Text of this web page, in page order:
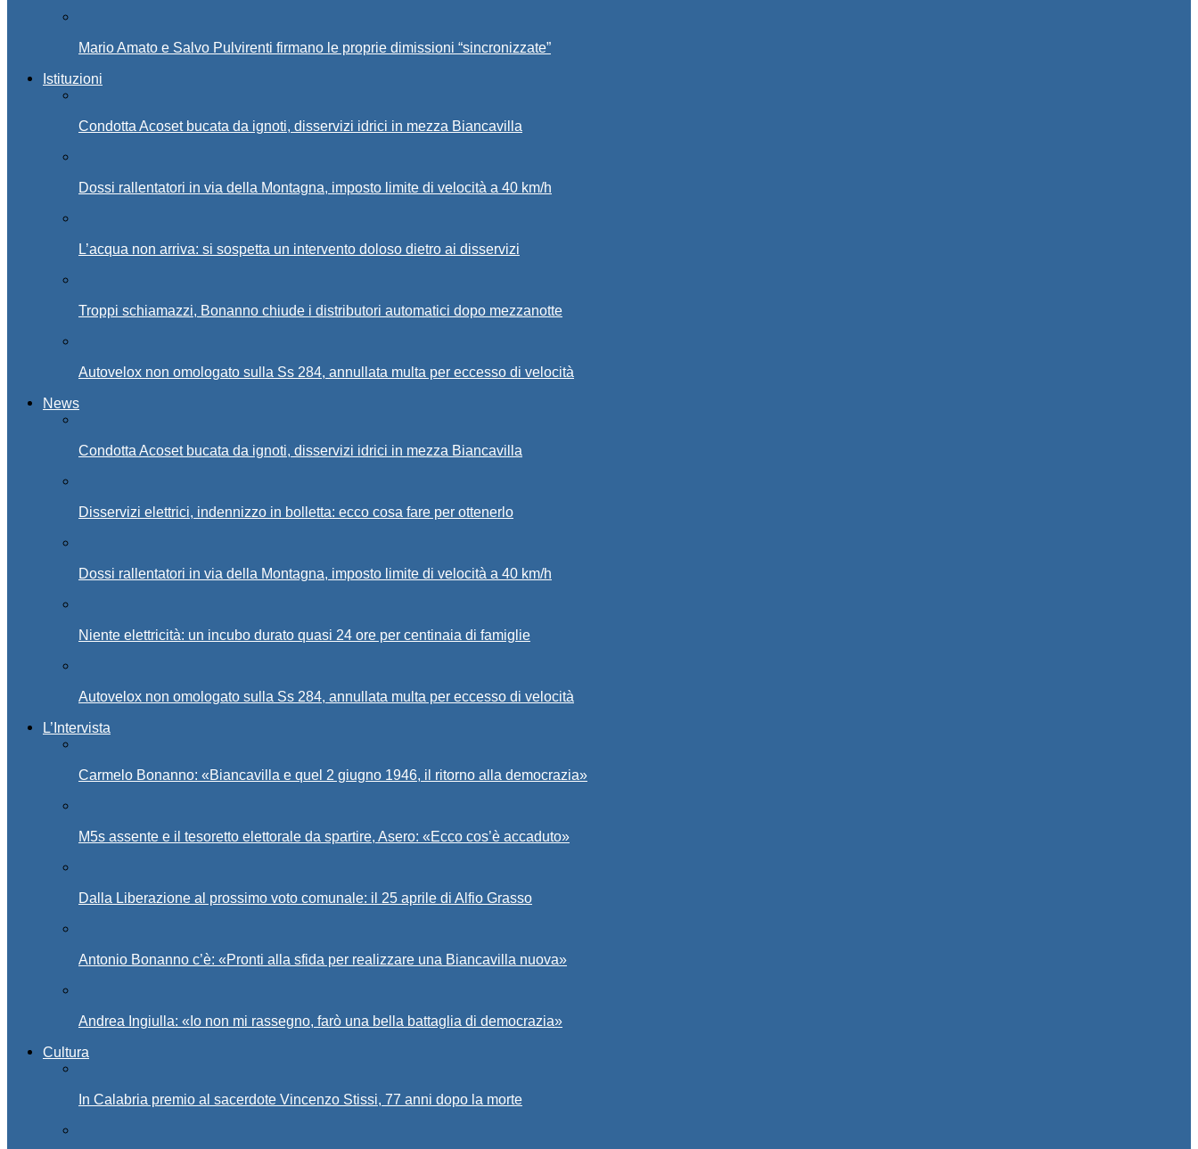
Mario Amato e Salvo Pulvirenti firmano le proprie dimissioni “sincronizzate”
Istituzioni
Condotta Acoset bucata da ignoti, disservizi idrici in mezza Biancavilla
Dossi rallentatori in via della Montagna, imposto limite di velocità a 40 km/h
L’acqua non arriva: si sospetta un intervento doloso dietro ai disservizi
Troppi schiamazzi, Bonanno chiude i distributori automatici dopo mezzanotte
Autovelox non omologato sulla Ss 284, annullata multa per eccesso di velocità
News
Condotta Acoset bucata da ignoti, disservizi idrici in mezza Biancavilla
Disservizi elettrici, indennizzo in bolletta: ecco cosa fare per ottenerlo
Dossi rallentatori in via della Montagna, imposto limite di velocità a 40 km/h
Niente elettricità: un incubo durato quasi 24 ore per centinaia di famiglie
Autovelox non omologato sulla Ss 284, annullata multa per eccesso di velocità
L’Intervista
Carmelo Bonanno: «Biancavilla e quel 2 giugno 1946, il ritorno alla democrazia»
M5s assente e il tesoretto elettorale da spartire, Asero: «Ecco cos’è accaduto»
Dalla Liberazione al prossimo voto comunale: il 25 aprile di Alfio Grasso
Antonio Bonanno c’è: «Pronti alla sfida per realizzare una Biancavilla nuova»
Andrea Ingiulla: «Io non mi rassegno, farò una bella battaglia di democrazia»
Cultura
In Calabria premio al sacerdote Vincenzo Stissi, 77 anni dopo la morte